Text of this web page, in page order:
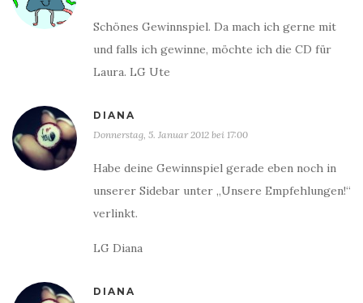
Schönes Gewinnspiel. Da mach ich gerne mit
und falls ich gewinne, möchte ich die CD für
Laura. LG Ute
DIANA
Donnerstag, 5. Januar 2012 bei 17:00
Habe deine Gewinnspiel gerade eben noch in
unserer Sidebar unter „Unsere Empfehlungen!“
verlinkt.
LG Diana
DIANA